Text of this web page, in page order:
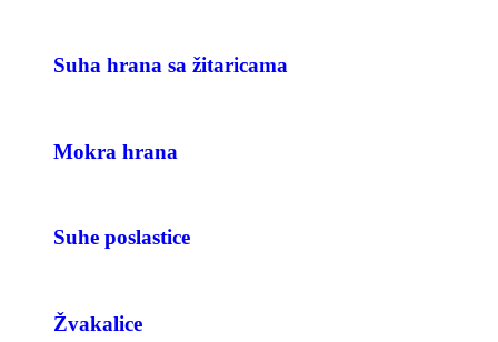
Suha hrana sa žitaricama
Mokra hrana
Suhe poslastice
Žvakalice